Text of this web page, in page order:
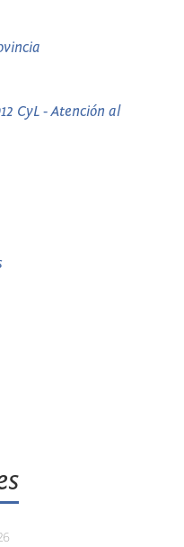
CyL - Atención al